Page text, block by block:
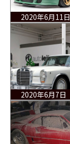
2020年6月11日
2020年6月7日